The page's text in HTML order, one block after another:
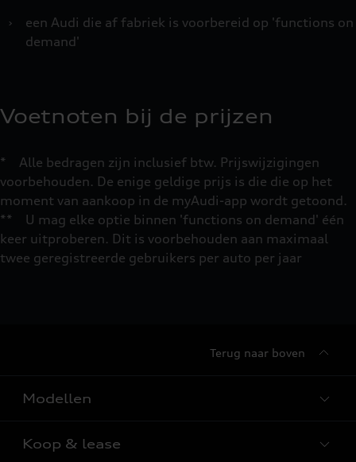
›
een Audi die af fabriek is voorbereid op 'functions on
demand'
Voetnoten bij de prijzen
* Alle bedragen zijn inclusief btw. Prijswijzigingen
voorbehouden. De enige geldige prijs is die die op het
moment van aankoop in de myAudi-app wordt getoond.
** U mag elke optie binnen 'functions on demand' één
keer uitproberen. Dit is voorbehouden aan maximaal
twee geregistreerde gebruikers per auto per jaar
Terug naar boven
Modellen
Alle Modellen
Koop & lease